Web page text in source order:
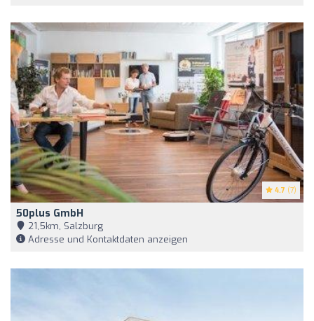
4.7 (7)
50plus GmbH
21,5km, Salzburg
Adresse und Kontaktdaten anzeigen